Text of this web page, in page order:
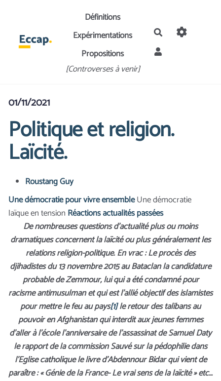
Aller au contenu principalDéfinitions
Expérimentations
Propositions
[Controverses à venir]
Rechercher
01/11/2021
Politique et religion.
Laïcité.
Roustang Guy
Une démocratie pour vivre ensembleUne démocratie
laïque en tension Réactions actualités passées
De nombreuses questions d’actualité plus ou moins
dramatiques concernent la laïcité ou plus généralement les
relations religion-politique. En vrac : Le procès des
djihadistes du 13 novembre 2015 au Bataclan la candidature
probable de Zemmour, lui qui a été condamné pour
racisme antimusulman et qui est l’allié objectif des islamistes
pour mettre le feu au pays[1]le retour des talibans au
pouvoir en Afghanistan qui interdit aux jeunes femmes
d’aller à l’école l’anniversaire de l’assassinat de Samuel Daty
le rapport de la commission Sauvé sur la pédophilie dans
l’Eglise catholique le livre d’Abdennour Bidar qui vient de
paraître : « Génie de la France- Le vrai sens de la laïcité » etc…